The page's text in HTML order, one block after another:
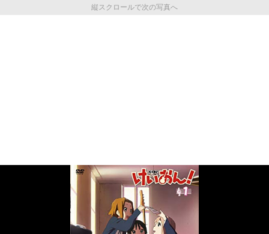
縦スクロールで次の写真へ